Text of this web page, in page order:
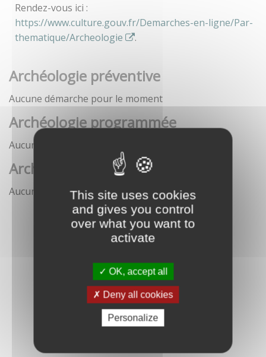
This site uses cookies
and gives you control
over what you want to
activate
OK, accept all
Deny all cookies
Personalize
Rendez-vous ici :
https://www.culture.gouv.fr/Demarches-en-ligne/Par-
thematique/Archeologie
.
Archéologie préventive
Aucune démarche pour le moment
Archéologie programmée
Aucune démarche pour le moment
Archéologie sous-marine
Aucune démarche pour le moment